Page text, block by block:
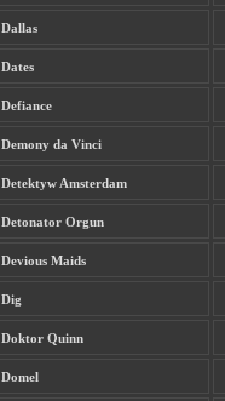
Dallas
Dates
Defiance
Demony da Vinci
Detektyw Amsterdam
Detonator Orgun
Devious Maids
Dig
Doktor Quinn
Domel